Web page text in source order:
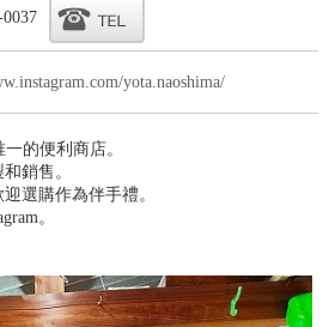
yota.naoshima/
的便利商店。
銷售。
選購作為伴手禮。
。